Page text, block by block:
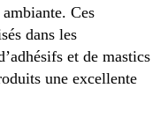
Ces
dans les
et de mastics
une excellente